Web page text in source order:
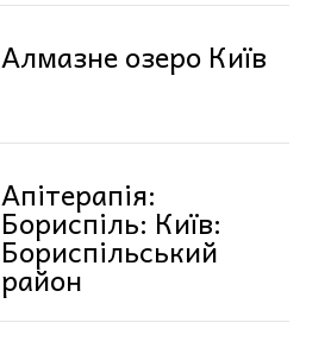
Алмазне озеро Київ
Апітерапія:
Бориспіль: Київ:
Бориспільський
район